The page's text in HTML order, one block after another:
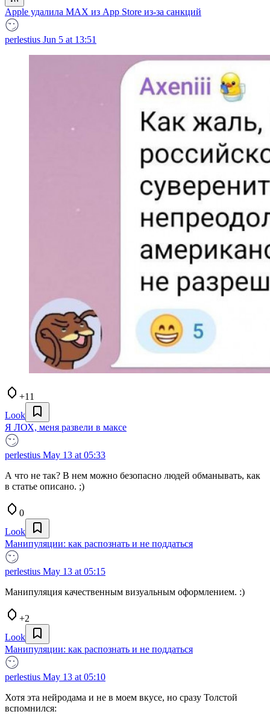
Apple удалила MAX из App Store из-за санкций
perlestius Jun 5 at 13:51
+11
Look
Я ЛОХ, меня развели в максе
perlestius May 13 at 05:33
А что не так? В нем можно безопасно людей обманывать, как
в статье описано. ;)
0
Look
Манипуляции: как распознать и не поддаться
perlestius May 13 at 05:15
Манипуляция качественным визуальным оформлением. :)
+2
Look
Манипуляции: как распознать и не поддаться
perlestius May 13 at 05:10
Хотя эта нейродама и не в моем вкусе, но сразу Толстой
вспомнился: